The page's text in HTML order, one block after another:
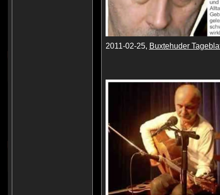
2011-02-25, Buxtehuder